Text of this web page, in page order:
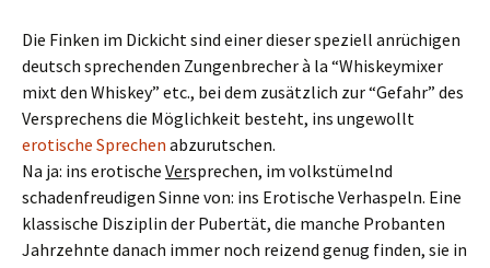
Die Finken im Dickicht sind einer dieser speziell anrüchigen
deutsch sprechenden Zungenbrecher à la “Whiskeymixer
mixt den Whiskey” etc., bei dem zusätzlich zur “Gefahr” des
Versprechens die Möglichkeit besteht, ins ungewollt
erotische Sprechen abzurutschen.
Na ja: ins erotische Versprechen, im volkstümelnd
schadenfreudigen Sinne von: ins Erotische Verhaspeln. Eine
klassische Disziplin der Pubertät, die manche Probanten
Jahrzehnte danach immer noch reizend genug finden, sie in